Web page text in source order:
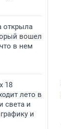
открыла
вошел
в нем
18
лето в
света и
и